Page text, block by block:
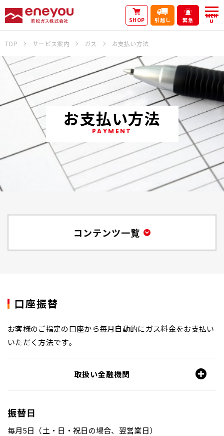
SHOP 引越し 緊急
MEN
U
TOP サービス案内 ガス お支払い方法
お支払い方法
PAYMENT
コンテンツ一覧
口座振替
お客様のご指定の口座から毎月自動的にガス料金をお支払い
いただく方法です。
取扱い金融機関
振替日
毎月5日（土・日・祝日の場合、翌営業日）